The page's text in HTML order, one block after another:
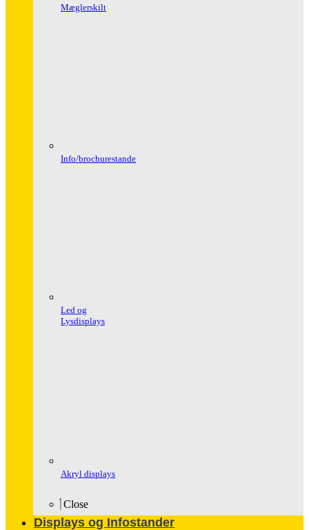
Mæglerskilt
Info/brochurestande
Led og
Lysdisplays
Akryl displays
Close
Displays og Infostander